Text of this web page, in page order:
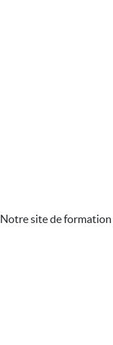
Notre site de formation